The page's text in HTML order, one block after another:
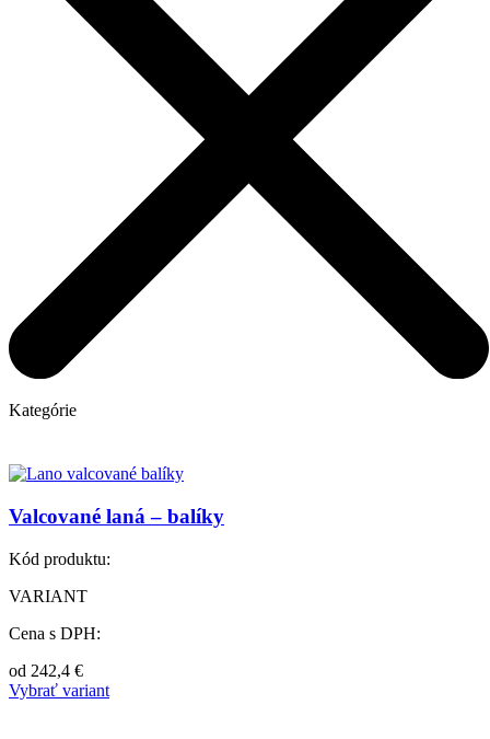
Kategórie
Valcované laná – balíky
Kód produktu:
VARIANT
Cena s DPH:
od 242,4 €
Vybrať variant